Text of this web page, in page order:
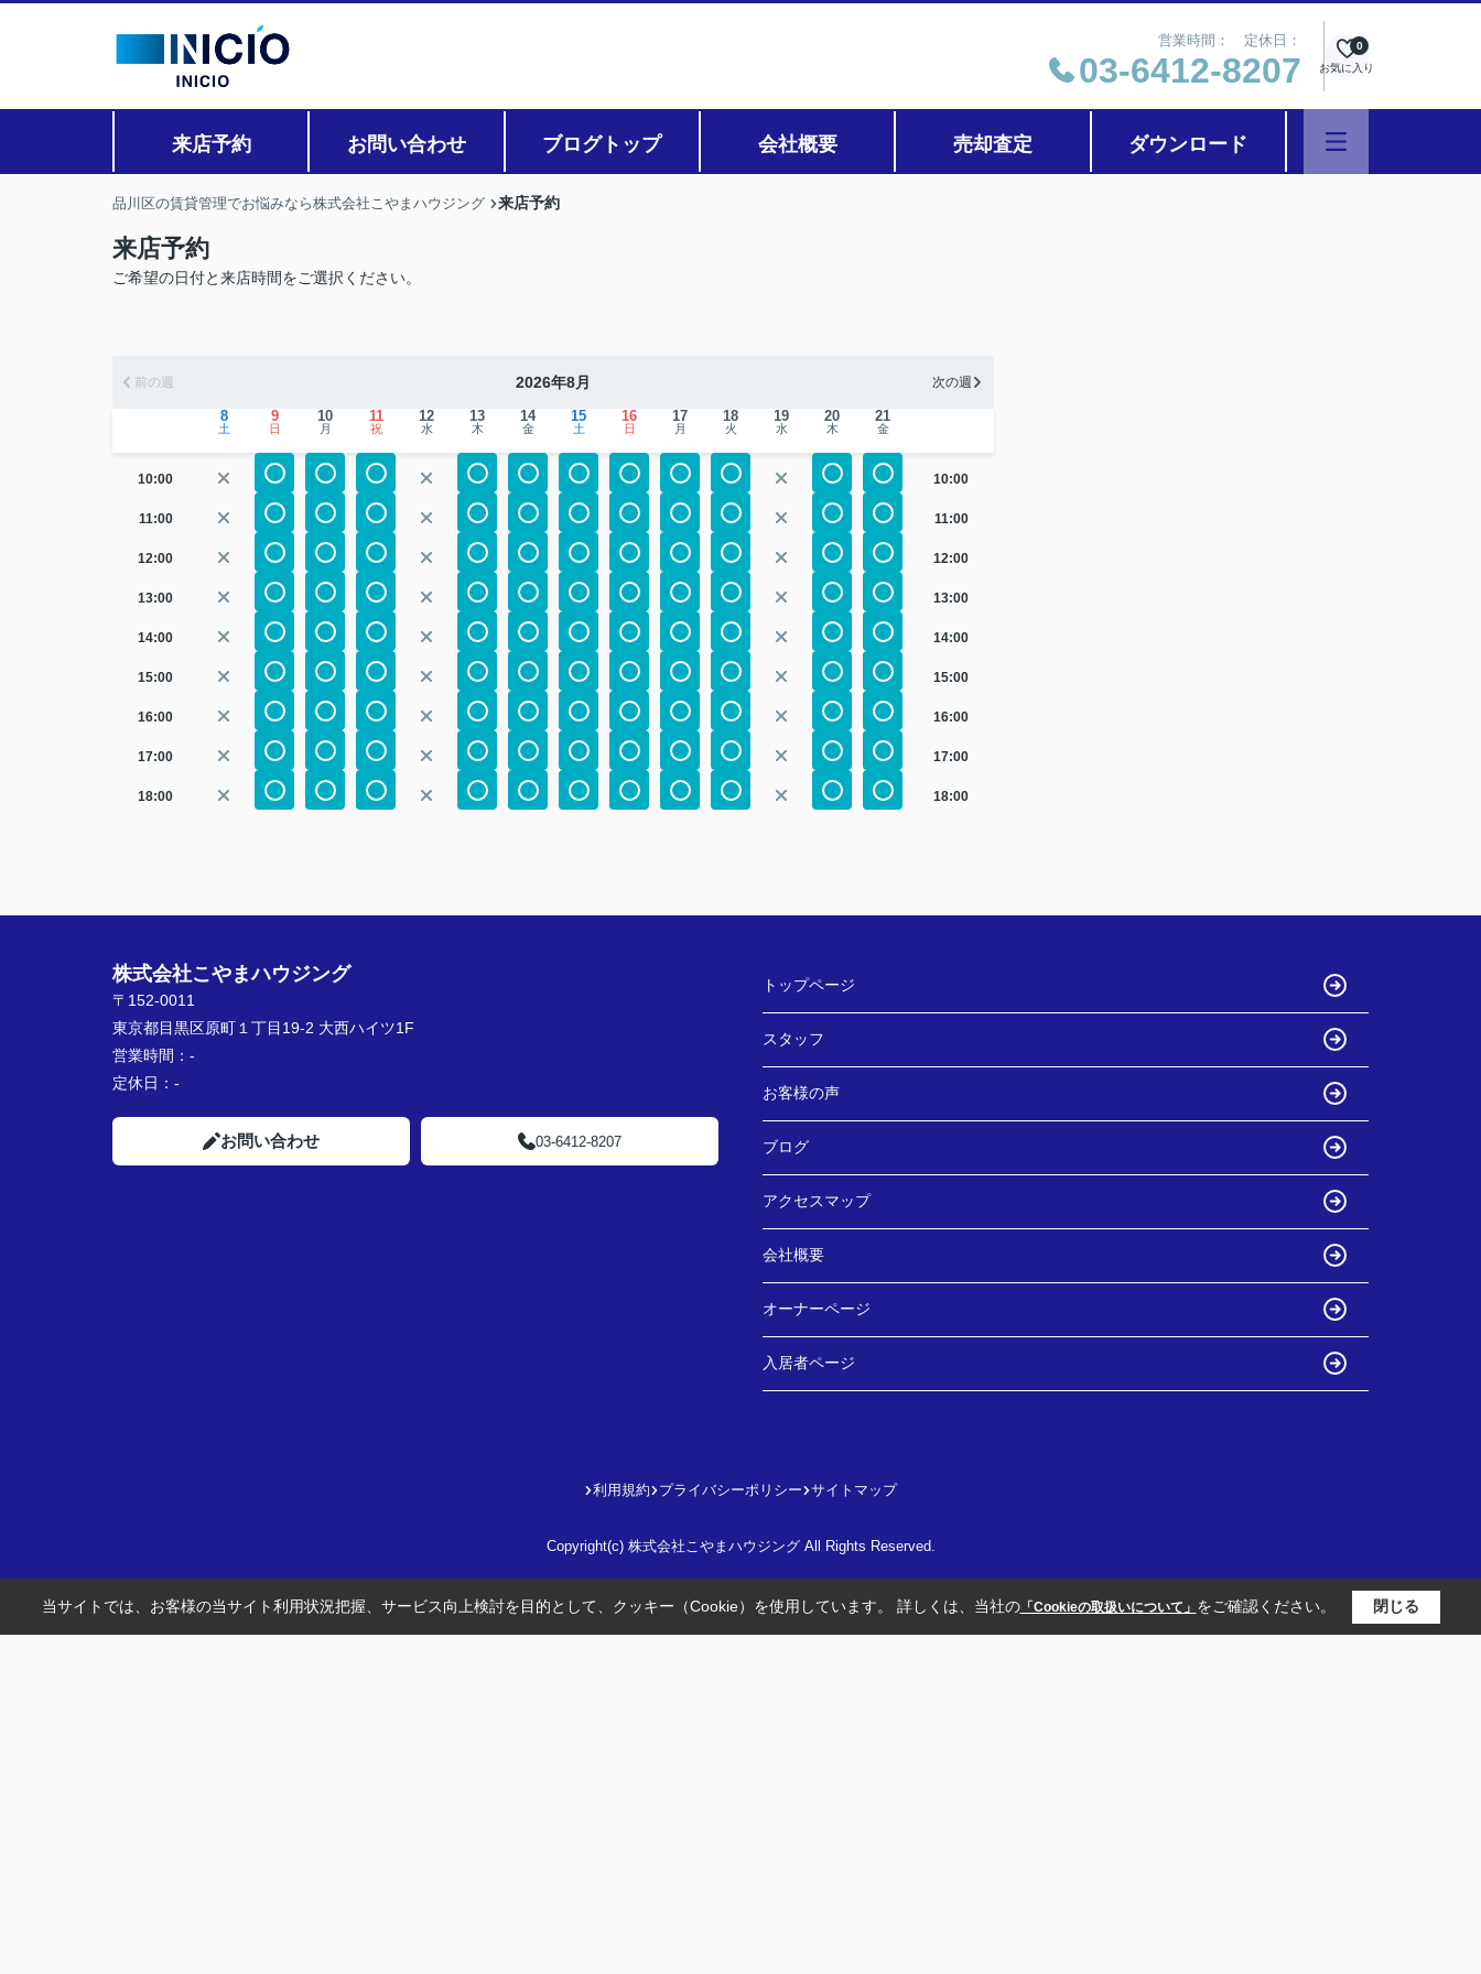
営業時間： 定休日：
03-6412-8207 お気に入り
0
来店予約 お問い合わせ ブログトップ 会社概要 売却査定 ダウンロード
品川区の賃貸管理でお悩みなら株式会社こやまハウジング 来店予約
来店予約
ご希望の日付と来店時間をご選択ください。
前の週 2026年8月 次の週
8
土
9
日
10
月
11
祝
12
水
13
木
14
金
15
土
16
日
17
月
18
火
19
水
20
木
21
金
10:00 10:00
11:00 11:00
12:00 12:00
13:00 13:00
14:00 14:00
15:00 15:00
16:00 16:00
17:00 17:00
18:00 18:00
株式会社こやまハウジング
〒152-0011
東京都目黒区原町１丁目19-2 大西ハイツ1F
営業時間： -
定休日： -
お問い合わせ 03-6412-8207
トップページ
スタッフ
お客様の声
ブログ
アクセスマップ
会社概要
オーナーページ
入居者ページ
利用規約 プライバシーポリシー サイトマップ
Copyright(c) 株式会社こやまハウジング All Rights Reserved.
当サイトでは、お客様の当サイト利用状況把握、サービス向上検討を目的として、クッキー（Cookie）を使用しています。 詳しくは、当社の「Cookieの取扱いについて」 をご確認ください。 閉じる